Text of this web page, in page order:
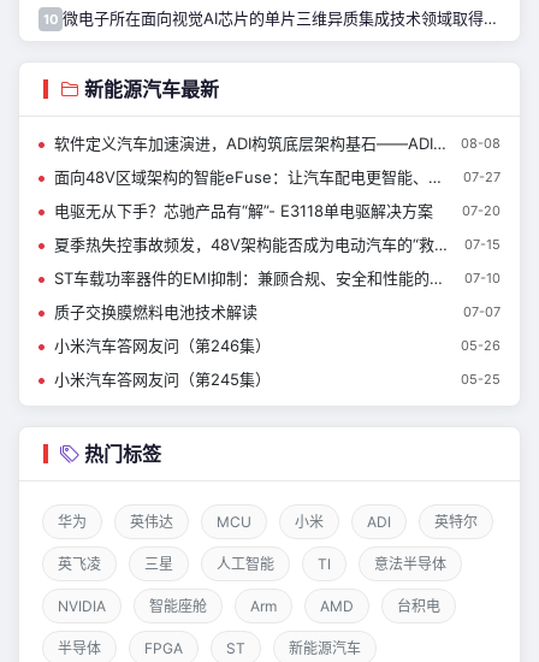
10 微电子所在面向视觉AI芯片的单片三维异质集成技术领域取得进展
新能源汽车最新
软件定义汽车加速演进，ADI构筑底层架构基石——ADI慕展芯情观察局圆桌派 08-08
面向48V区域架构的智能eFuse：让汽车配电更智能、更安全、更高效 07-27
电驱无从下手？芯驰产品有“解”- E3118单电驱解决方案 07-20
夏季热失控事故频发，48V架构能否成为电动汽车的“救命稻草”？ 07-15
ST车载功率器件的EMI抑制：兼顾合规、安全和性能的设计方案 07-10
质子交换膜燃料电池技术解读 07-07
小米汽车答网友问（第246集） 05-26
小米汽车答网友问（第245集） 05-25
热门标签
华为 英伟达 MCU 小米 ADI 英特尔
英飞凌 三星 人工智能 TI 意法半导体
NVIDIA 智能座舱 Arm AMD 台积电
半导体 FPGA ST 新能源汽车